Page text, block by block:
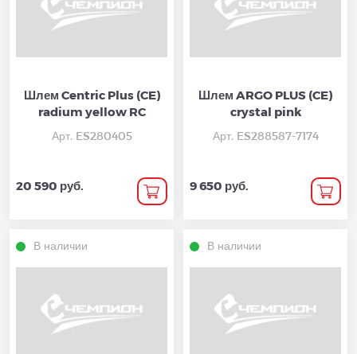
Шлем Centric Plus (CE)
radium yellow RC
Арт. ES280405
20 590 руб.
Шлем ARGO PLUS (CE)
crystal pink
Арт. ES288587-7174
9 650 руб.
В наличии В наличии